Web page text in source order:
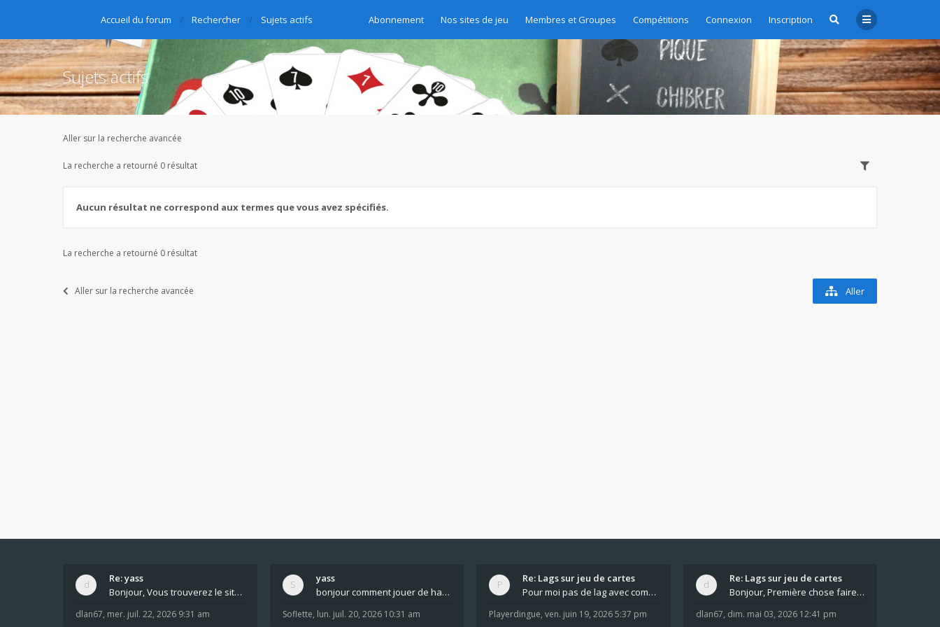
Abonnement Nos sites de jeu Membres et Groupes Compétitions Connexion Inscription
Accueil du forum Rechercher Sujets actifs
Sujets actifs
Aller sur la recherche avancée
La recherche a retourné 0 résultat
Aucun résultat ne correspond aux termes que vous avez spécifiés.
La recherche a retourné 0 résultat
Aller sur la recherche avancée Aller
Re: yass
Bonjour, Vous trouverez le site ici dans le foru
dlan67, mer. juil. 22, 2026 9:31 am
yass
bonjour comment jouer de haut en bas tout atout mi
Soflette, lun. juil. 20, 2026 10:31 am
Re: Lags sur jeu de cartes
Pour moi pas de lag avec comme navigateur Chrome
Playerdingue, ven. juin 19, 2026 5:37 pm
Re: Lags sur jeu de cartes
Bonjour, Première chose faire un arrêt complet de
dlan67, dim. mai 03, 2026 12:41 pm